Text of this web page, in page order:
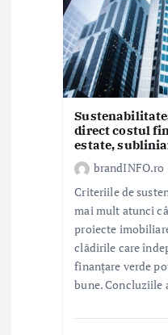
direct costul
estate,
brandINFO.ro
Criteriile de
mai mult atunci
proiecte
clădirile care
finanțare verde
bune.